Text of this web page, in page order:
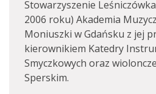
Stowarzyszenie
2006 roku) Akademia
Moniuszki w Gdańsku z jej
kierownikiem Katedry
Smyczkowych oraz
Sperskim.